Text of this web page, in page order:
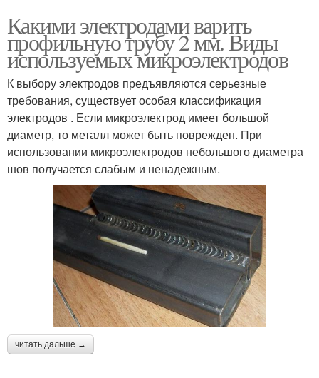
Какими электродами варить
профильную трубу 2 мм. Виды
используемых микроэлектродов
К выбору электродов предъявляются серьезные
требования, существует особая классификация
электродов . Если микроэлектрод имеет большой
диаметр, то металл может быть поврежден. При
использовании микроэлектродов небольшого диаметра
шов получается слабым и ненадежным.
читать дальше →